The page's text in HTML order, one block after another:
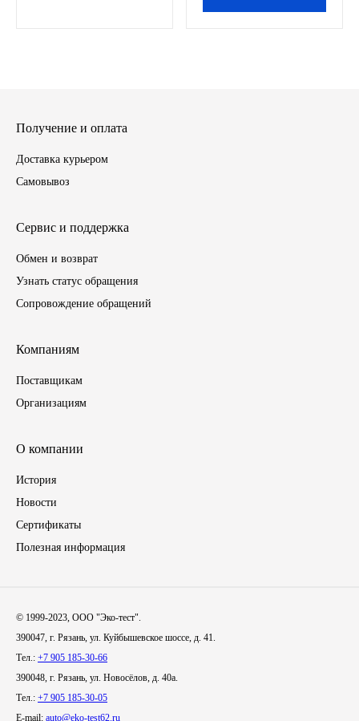
МАЗ
ГАЗ
ПАЗ, КАВЗ
МТЗ
УАЗ
УРАЛ
Фильтры
Получение и оплата
Доставка курьером
Самовывоз
Сервис и поддержка
Обмен и возврат
Узнать статус обращения
Сопровождение обращений
Компаниям
Поставщикам
Организациям
О компании
История
Новости
Сертификаты
Полезная информация
© 1999-2023, ООО "Эко-тест".
390047, г. Рязань, ул. Куйбышевское шоссе, д. 41.
Тел.: +7 905 185-30-66
390048, г. Рязань, ул. Новосёлов, д. 40а.
Тел.: +7 905 185-30-05
E-mail: auto@eko-test62.ru